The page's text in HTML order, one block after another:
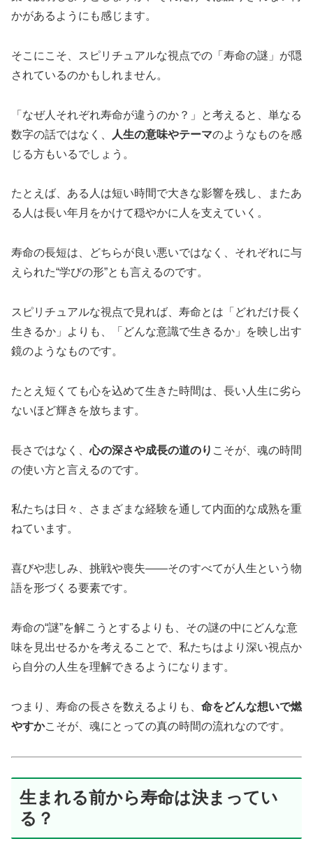
かがあるようにも感じます。
そこにこそ、スピリチュアルな視点での「寿命の謎」が隠
されているのかもしれません。
「なぜ人それぞれ寿命が違うのか？」と考えると、単なる
数字の話ではなく、
人生の意味やテーマのようなものを感
じる方もいるでしょう。
たとえば、ある人は短い時間で大きな影響を残し、またあ
る人は長い年月をかけて穏やかに人を支えていく。
寿命の長短は、どちらが良い悪いではなく、それぞれに与
えられた“学びの形”とも言えるのです。
スピリチュアルな視点で見れば、寿命とは「どれだけ長く
生きるか」よりも、「どんな意識で生きるか」を映し出す
鏡のようなものです。
たとえ短くても心を込めて生きた時間は、長い人生に劣ら
ないほど輝きを放ちます。
長さではなく、心の深さや成長の道のり こそが、魂の時間
の使い方と言えるのです。
私たちは日々、さまざまな経験を通して内面的な成熟を重
ねています。
喜びや悲しみ、挑戦や喪失——そのすべてが人生という物
語を形づくる要素です。
寿命の“謎”を解こうとするよりも、その謎の中にどんな意
味を見出せるかを考えることで、私たちはより深い視点か
ら自分の人生を理解できるようになります。
つまり、寿命の長さを数えるよりも、 命をどんな想いで燃
やすかこそが、魂にとっての真の時間の流れなのです。
生まれる前から寿命は決まってい
る？